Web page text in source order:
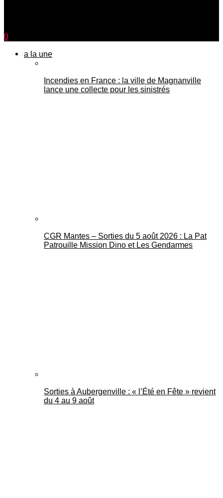
0
a la une
Incendies en France : la ville de Magnanville
lance une collecte pour les sinistrés
CGR Mantes – Sorties du 5 août 2026 : La Pat
Patrouille Mission Dino et Les Gendarmes
Sorties à Aubergenville : « l’Été en Fête » revient
du 4 au 9 août